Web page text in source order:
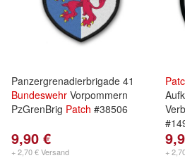
Panzergrenadierbrigade 41
Bundeswehr Vorpommern
PzGrenBrig Patch #38506
9,90 €
+ 2,70 € Versand +